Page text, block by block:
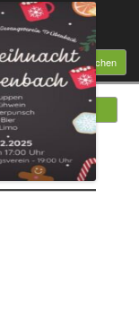
Inhalt